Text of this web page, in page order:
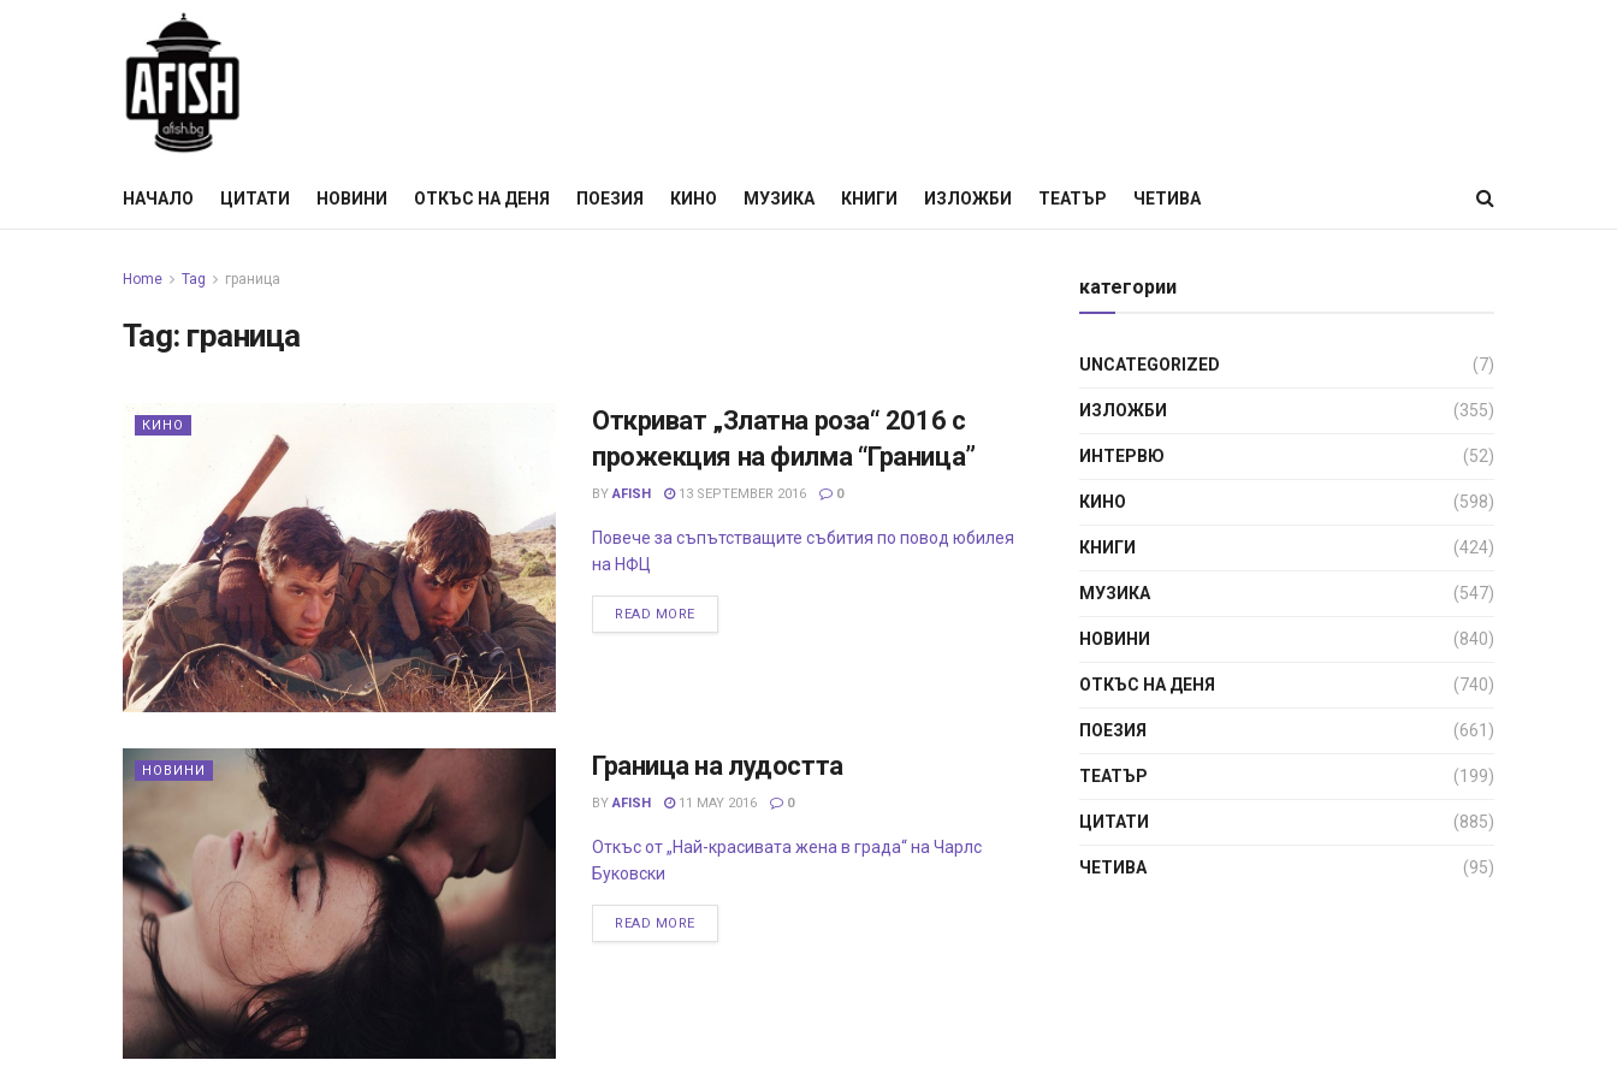
НАЧАЛО ЦИТАТИ НОВИНИ ОТКЪС НА ДЕНЯ ПОЕЗИЯ КИНО МУЗИКА КНИГИ ИЗЛОЖБИ ТЕАТЪР ЧЕТИВА
Home Tag граница
Tag: граница
КИНО
Откриват „Златна роза“ 2016 с
прожекция на филма “Граница”
BY AFISH 13 SEPTEMBER 2016 0
Повече за съпътстващите събития по повод юбилея
на НФЦ
READ MORE
НОВИНИ Граница на лудостта
BY AFISH 11 MAY 2016 0
Откъс от „Най-красивата жена в града“ на Чарлс
Буковски
READ MORE
категории
UNCATEGORIZED (7)
ИЗЛОЖБИ (355)
ИНТЕРВЮ (52)
КИНО (598)
КНИГИ (424)
МУЗИКА (547)
НОВИНИ (840)
ОТКЪС НА ДЕНЯ (740)
ПОЕЗИЯ (661)
ТЕАТЪР (199)
ЦИТАТИ (885)
ЧЕТИВА (95)